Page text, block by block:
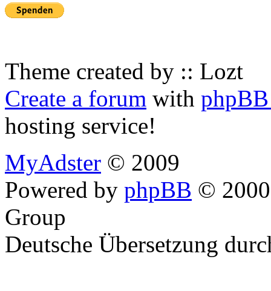
Theme created by :: Lozt
Create a forum with
hosting service!
MyAdster © 2009
Powered by phpBB ©
Group
Deutsche Übersetzung